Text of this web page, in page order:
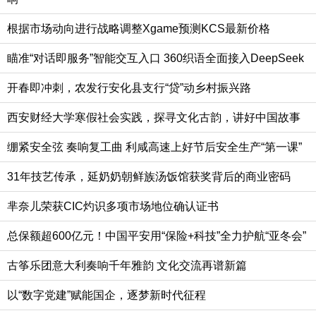
根据市场动向进行战略调整Xgame预测KCS最新价格
瞄准“对话即服务”智能交互入口 360织语全面接入DeepSeek
开春即冲刺，农发行安化县支行“贷”动乡村振兴路
西安财经大学寒假社会实践，探寻文化古韵，讲好中国故事
绷紧安全弦 奏响复工曲 利咸高速上好节后安全生产“第一课”
31年技艺传承，延奶奶朝鲜族汤饭馆获奖背后的商业密码
芈奈儿荣获CIC灼识多项市场地位确认证书
总保额超600亿元！中国平安用“保险+科技”全力护航“亚冬会”
古筝乐团意大利奏响千年雅韵 文化交流再谱新篇
以“数字党建”赋能国企，逐梦新时代征程